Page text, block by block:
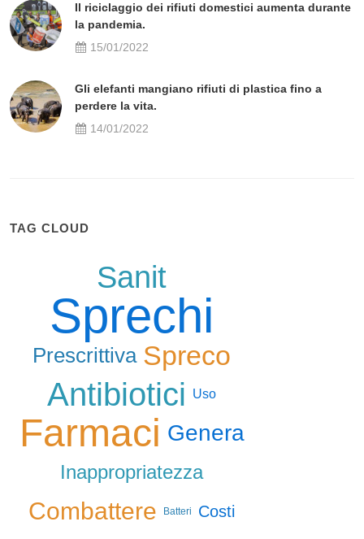
Il riciclaggio dei rifiuti domestici aumenta durante
la pandemia.
15/01/2022
Gli elefanti mangiano rifiuti di plastica fino a
perdere la vita.
14/01/2022
TAG CLOUD
Sanit
Sprechi
Prescrittiva Spreco
Antibiotici Uso
Farmaci Genera
Inappropriatezza
Combattere Batteri Costi